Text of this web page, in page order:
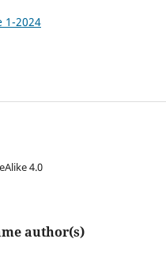
1-2024
4.0
author(s)